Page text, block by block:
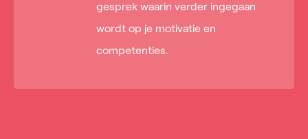
gesprek waarin verder ingegaan
wordt op je motivatie en
competenties.